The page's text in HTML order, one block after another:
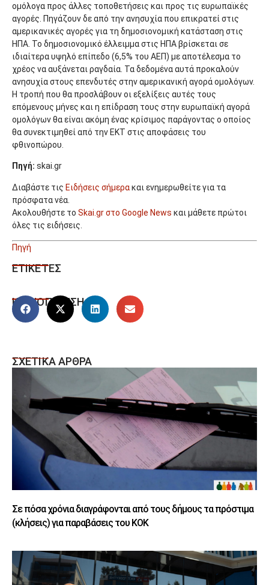
ομόλογα προς άλλες τοποθετήσεις και προς τις ευρωπαϊκές
αγορές. Πηγάζουν δε από την ανησυχία που επικρατεί στις
αμερικανικές αγορές για τη δημοσιονομική κατάσταση στις
ΗΠΑ. Το δημοσιονομικό έλλειμμα στις ΗΠΑ βρίσκεται σε
ιδιαίτερα υψηλό επίπεδο (6,5% του ΑΕΠ) με αποτέλεσμα το
χρέος να αυξάνεται ραγδαία. Τα δεδομένα αυτά προκαλούν
ανησυχία στους επενδυτές στην αμερικανική αγορά ομολόγων.
Η τροπή που θα προσλάβουν οι εξελίξεις αυτές τους
επόμενους μήνες και η επίδραση τους στην ευρωπαϊκή αγορά
ομολόγων θα είναι ακόμη ένας κρίσιμος παράγοντας ο οποίος
θα συνεκτιμηθεί από την ΕΚΤ στις αποφάσεις του
φθινοπώρου.
Πηγή: skai.gr
Διαβάστε τις Ειδήσεις σήμερακαι ενημερωθείτε για τα
πρόσφατα νέα.
Ακολουθήστε το Skai.gr στο Google News και μάθετε πρώτοι
όλες τις ειδήσεις.
Πηγή
ΕΤΙΚΕΤΕΣ
ΚΟΙΝΟΠΟΙΗΣΗ
ΣΧΕΤΙΚΑ ΑΡΘΡΑ
Σε πόσα χρόνια διαγράφονται από τους δήμους τα πρόστιμα
(κλήσεις) για παραβάσεις του ΚΟΚ